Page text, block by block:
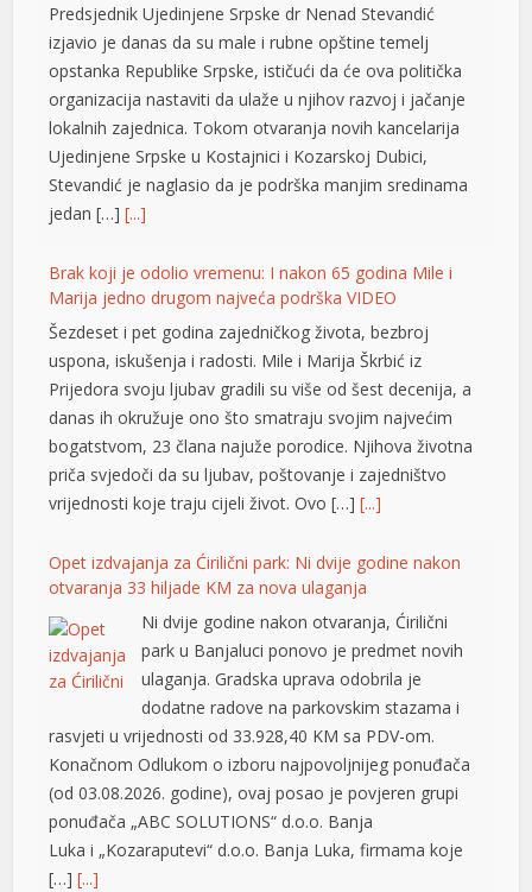
Predsjednik Ujedinjene Srpske dr Nenad Stevandić
izjavio je danas da su male i rubne opštine temelj
opstanka Republike Srpske, ističući da će ova politička
organizacija nastaviti da ulaže u njihov razvoj i jačanje
lokalnih zajednica. Tokom otvaranja novih kancelarija
Ujedinjene Srpske u Kostajnici i Kozarskoj Dubici,
Stevandić je naglasio da je podrška manjim sredinama
jedan […][...]
Brak koji je odolio vremenu: I nakon 65 godina Mile i
Marija jedno drugom najveća podrška VIDEO
Šezdeset i pet godina zajedničkog života, bezbroj
uspona, iskušenja i radosti. Mile i Marija Škrbić iz
Prijedora svoju ljubav gradili su više od šest decenija, a
danas ih okružuje ono što smatraju svojim najvećim
bogatstvom, 23 člana najuže porodice. Njihova životna
priča svjedoči da su ljubav, poštovanje i zajedništvo
vrijednosti koje traju cijeli život. Ovo […][...]
Opet izdvajanja za Ćirilični park: Ni dvije godine nakon
otvaranja 33 hiljade KM za nova ulaganja
Ni dvije godine nakon otvaranja, Ćirilični
park u Banjaluci ponovo je predmet novih
ulaganja. Gradska uprava odobrila je
dodatne radove na parkovskim stazama i
rasvjeti u vrijednosti od 33.928,40 KM sa PDV-om.
Konačnom Odlukom o izboru najpovoljnijeg ponuđača
(od 03.08.2026. godine), ovaj posao je povjeren grupi
ponuđača „ABC SOLUTIONS“ d.o.o. Banja
Luka i „Kozaraputevi“ d.o.o. Banja Luka, firmama koje
[…][...]